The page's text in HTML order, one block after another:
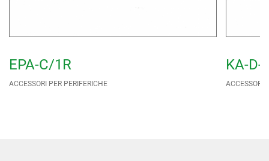
EPA-C/1R
ACCESSORI PER PERIFERICHE
KA-D-
ACCESSORI